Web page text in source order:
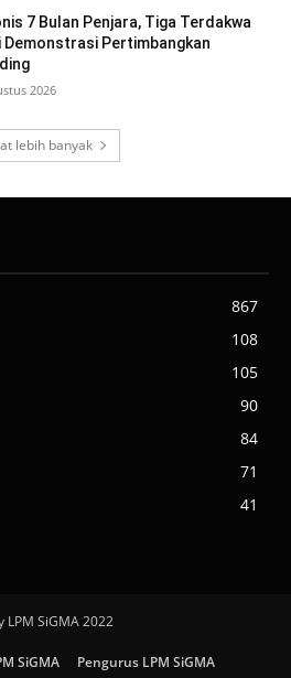
7 Bulan Penjara, Tiga Terdakwa
Demonstrasi Pertimbangkan
2026
lebih banyak
867
108
105
90
84
71
41
LPM SiGMA 2022
SiGMA
Pengurus LPM SiGMA